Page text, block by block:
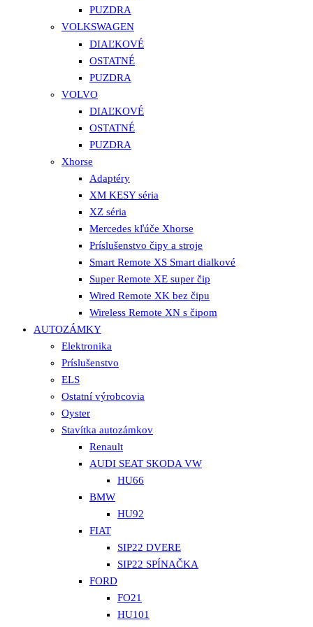
PUZDRA
VOLKSWAGEN
DIAĽKOVÉ
OSTATNÉ
PUZDRA
VOLVO
DIAĽKOVÉ
OSTATNÉ
PUZDRA
Xhorse
Adaptéry
XM KESY séria
XZ séria
Mercedes kľúče Xhorse
Príslušenstvo čipy a stroje
Smart Remote XS Smart dialkové
Super Remote XE super čip
Wired Remote XK bez čipu
Wireless Remote XN s čipom
AUTOZÁMKY
Elektronika
Príslušenstvo
ELS
Ostatní výrobcovia
Oyster
Stavítka autozámkov
Renault
AUDI SEAT SKODA VW
HU66
BMW
HU92
FIAT
SIP22 DVERE
SIP22 SPÍNAČKA
FORD
FO21
HU101